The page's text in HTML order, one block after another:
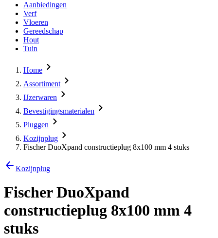
Aanbiedingen
Verf
Vloeren
Gereedschap
Hout
Tuin
Home
Assortiment
IJzerwaren
Bevestigingsmaterialen
Pluggen
Kozijnplug
Fischer DuoXpand constructieplug 8x100 mm 4 stuks
Kozijnplug
Fischer DuoXpand
constructieplug 8x100 mm 4
stuks